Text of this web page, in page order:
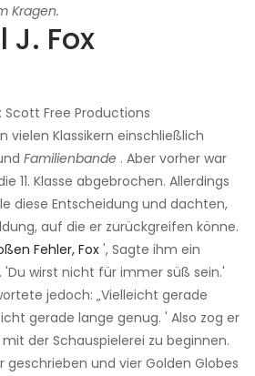
Kragen.
J. Fox
Scott Free Productions
vielen Klassikern einschließlich
Familienbande . Aber vorher war
11. Klasse abgebrochen. Allerdings
diese Entscheidung und dachten,
auf die er zurückgreifen könne.
Fehler, Fox ', Sagte ihm ein
'Du wirst nicht für immer süß sein.'
jedoch: „Vielleicht gerade
gerade lange genug. ' Also zog er
der Schauspielerei zu beginnen.
geschrieben und vier Golden Globes